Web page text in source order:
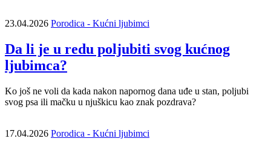
23.04.2026 Porodica - Kućni ljubimci
Da li je u redu poljubiti svog kućnog
ljubimca?
Ko još ne voli da kada nakon napornog dana uđe u stan, poljubi
svog psa ili mačku u njuškicu kao znak pozdrava?
17.04.2026 Porodica - Kućni ljubimci